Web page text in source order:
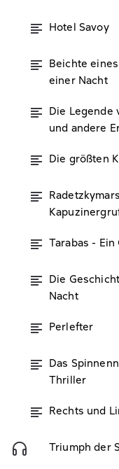
Hotel Savoy
Beichte
einer Nacht
Die Legende
und andere
Die größten
Tarabas -
Die
Nacht
Perlefter
Das
Thriller
Rechts und
Triumph der